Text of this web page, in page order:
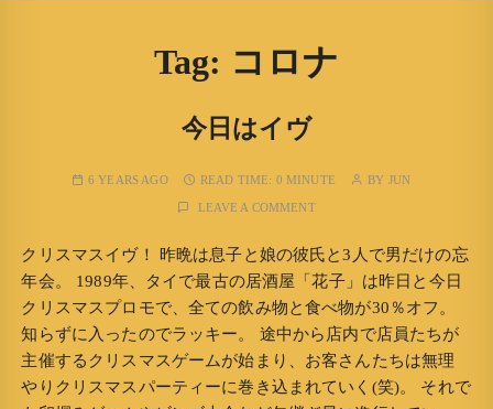
Tag: コロナ
今日はイヴ
6 YEARS AGO READ TIME: 0 MINUTE BY JUN
LEAVE A COMMENT
クリスマスイヴ！ 昨晩は息子と娘の彼氏と3人で男だけの忘
年会。 1989年、タイで最古の居酒屋「花子」は昨日と今日
クリスマスプロモで、全ての飲み物と食べ物が30％オフ。
知らずに入ったのでラッキー。 途中から店内で店員たちが
主催するクリスマスゲームが始まり、お客さんたちは無理
やりクリスマスパーティーに巻き込まれていく(笑)。 それで